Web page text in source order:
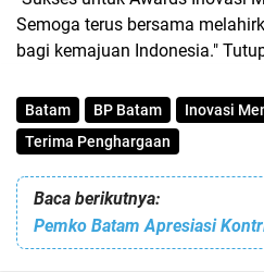
Semoga terus bersama
bagi kemajuan Indonesia."
Batam BP Batam
Inovasi
Terima Penghargaan
Baca berikutnya: